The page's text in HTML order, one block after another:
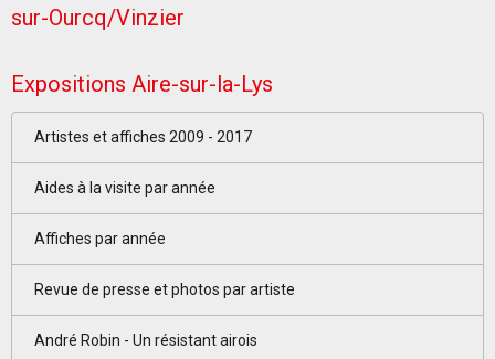
sur-Ourcq/Vinzier
Expositions Aire-sur-la-Lys
Artistes et affiches 2009 - 2017
Aides à la visite par année
Affiches par année
Revue de presse et photos par artiste
André Robin - Un résistant airois